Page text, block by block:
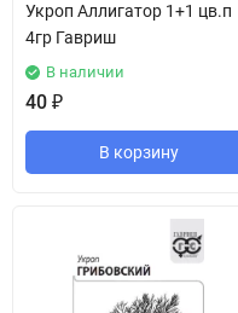
Укроп Аллигатор 1+1 цв.п
4гр Гавриш
В наличии
40 ₽
В корзину